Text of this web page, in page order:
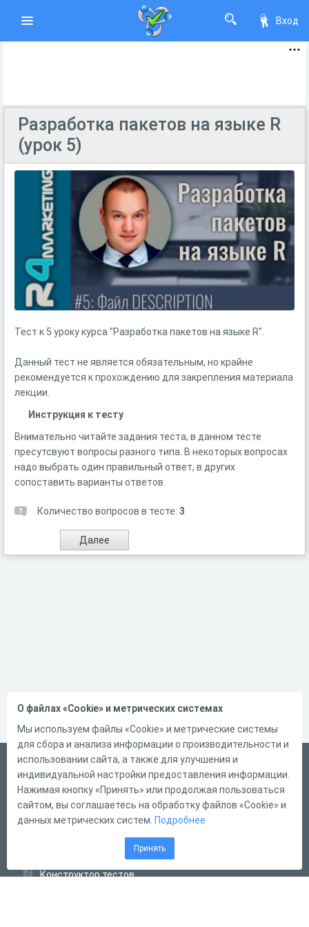
Вход
Разработка пакетов на языке R
(урок 5)
Тест к 5 уроку курса "Разработка пакетов на языке R".
Данный тест не является обязательным, но крайне
рекомендуется к прохождению для закрепления материала
лекции.
Инструкция к тесту
Внимательно читайте задания теста, в данном тесте
пресутсвуют вопросы разного типа. В некоторых вопросах
надо выбрать один правильный ответ, в других
сопоставить варианты ответов.
Количество вопросов в тесте: 3
Русский
Справка
Форма обратной связи
Конструктор тестов
О файлах «Cookie» и метрических системах
Мы используем файлы «Cookie» и метрические системы
для сбора и анализа информации о производительности и
использовании сайта, а также для улучшения и
индивидуальной настройки предоставления информации.
Нажимая кнопку «Принять» или продолжая пользоваться
сайтом, вы соглашаетесь на обработку файлов «Cookie» и
данных метрических систем. Подробнее
Принять